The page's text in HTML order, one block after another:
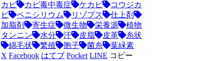
カビ
カビ毒中毒症 ケカビ
コウジカ
ビ
ペニシリウム リゾプス
仕上剤
加脂剤
寄生症 微生物 栄養源
植物
タンニン
水分 汗 皮脂 皮革
糸状
綿毛状
繁殖 胞子 菌糸
葉緑素
X Facebook はてブ Pocket LINE コピー